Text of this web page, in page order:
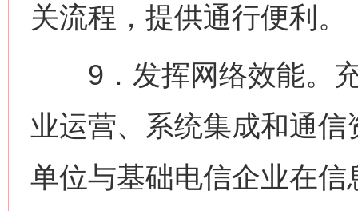
关流程，提供通行便利。
9．发挥网络效能。充
业运营、系统集成和通
单位与基础电信企业在